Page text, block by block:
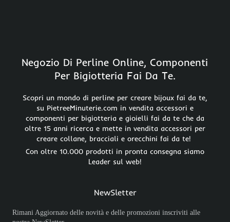
Negozio Di Perline Online, Componenti
Per Bigiotteria Fai Da Te.
Scopri un mondo di perline per creare bijoux fai da te,
su PietreeMinuterie.com in vendita accessori e
componenti per bigiotteria e gioielli fai da te che da
oltre 15 anni ricerca e mette in vendita accessori per
creare collane, bracciali e orecchini fai da te!
Con oltre 10.000 prodotti in pronta consegna siamo
Leader sul web!
NewSletter
Rimani Aggiornato delle novità e delle promozioni inscriviti alle